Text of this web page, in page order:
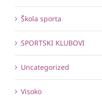
Škola sporta
SPORTSKI KLUBOVI
Uncategorized
Visoko